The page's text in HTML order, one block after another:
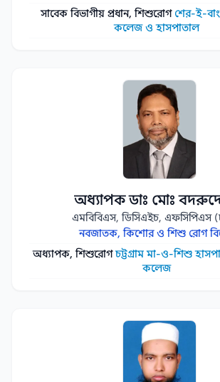
সাবেক বিভাগীয় প্রধান, শিশুরোগ শের-ই-
কলেজ ও হাসপাতাল
অধ্যাপক ডাঃ মোঃ
এমবিবিএস, ডিসিএইচ, এফসিপিএস
নবজাতক, কিশোর ও শিশু রোগ
অধ্যাপক, শিশুরোগচট্টগ্রাম মা-ও-শিশু
কলেজ